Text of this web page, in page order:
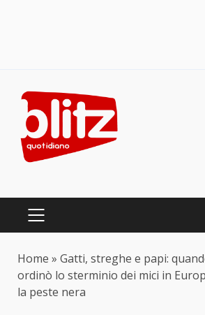
content
PRIMARY
Home » Gatti, streghe e papi:
ordinò lo sterminio dei mici in
la peste nera